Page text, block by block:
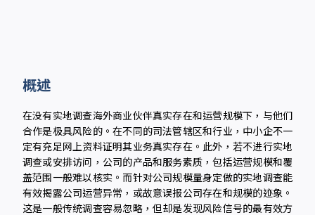
概述
在没有实地调查海外商业伙伴真实存在和运营规模下，与他们
合作是极具风险的。在不同的司法管辖区和行业，中小企不一
定有充足网上资料证明其业务真实存在。此外，若不进行实地
调查或安排访问，公司的产品和服务素质，包括运营规模和覆
盖范围一般难以核实。而针对公司规模量身定做的实地调查能
有效揭露公司运营异常，或故意误报公司存在和规模的迹象。
这是一般传统调查容易忽略，但却是发现风险信号的最有效方